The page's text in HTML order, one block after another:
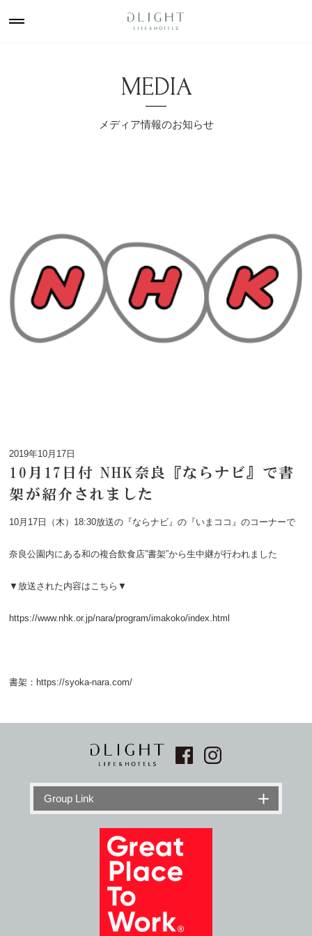
MEDIA
メディア情報のお知らせ
2019年10月17日
10月17日付 NHK奈良『ならナビ』で書
架が紹介されました
10月17日（木）18:30放送の『ならナビ』の『いまココ』のコーナーで
奈良公園内にある和の複合飲食店”書架”から生中継が行われました
▼放送された内容はこちら▼
https://www.nhk.or.jp/nara/program/imakoko/index.html
書架：https://syoka-nara.com/
Group Link